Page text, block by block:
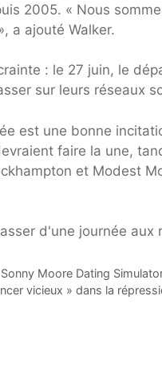
2005. « Nous
a ajouté Walker.
: le 27 juin, le
sur leurs réseaux
est une bonne
faire la une,
et Modest
Moore Dating
vicieux » dans la